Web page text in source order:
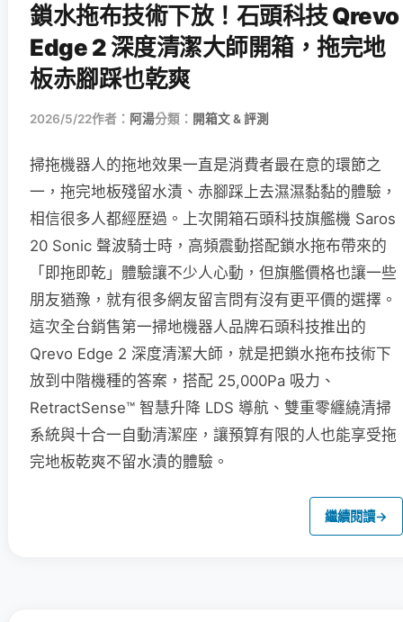
鎖水拖布技術下放！石頭科技 Qrevo
Edge 2 深度清潔大師開箱，拖完地
板赤腳踩也乾爽
2026/5/22作者： 阿湯分類： 開箱文 & 評測
掃拖機器人的拖地效果一直是消費者最在意的環節之
一，拖完地板殘留水漬、赤腳踩上去濕濕黏黏的體驗，
相信很多人都經歷過。上次開箱石頭科技旗艦機 Saros
20 Sonic 聲波騎士時，高頻震動搭配鎖水拖布帶來的
「即拖即乾」體驗讓不少人心動，但旗艦價格也讓一些
朋友猶豫，就有很多網友留言問有沒有更平價的選擇。
這次全台銷售第一掃地機器人品牌石頭科技推出的
Qrevo Edge 2 深度清潔大師，就是把鎖水拖布技術下
放到中階機種的答案，搭配 25,000Pa 吸力、
RetractSense™ 智慧升降 LDS 導航、雙重零纏繞清掃
系統與十合一自動清潔座，讓預算有限的人也能享受拖
完地板乾爽不留水漬的體驗。
繼續閱讀→